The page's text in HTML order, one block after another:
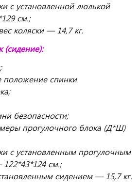
с установленной люлькой
см.;
коляски — 14,7 кг.
(сидение):
положение спинки
безопасности;
прогулочного блока (Д*Ш)
с установленным прогулочным
см.;
сидением — 15,7 кг.